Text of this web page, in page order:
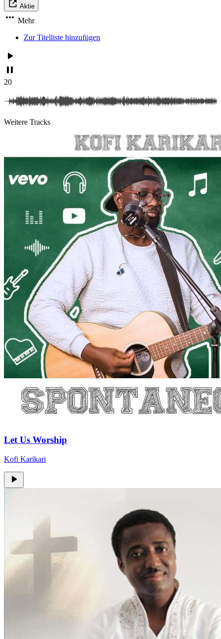
Aktie
Mehr
Zur Titelliste hinzufügen
20
Weitere Tracks
Let Us Worship
Kofi Karikari